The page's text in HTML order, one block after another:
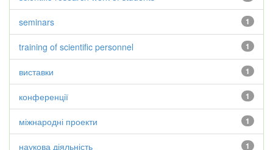
1
seminars
1
training of scientific personnel
1
виставки
1
конференції
1
міжнародні проекти
1
наукова діяльність